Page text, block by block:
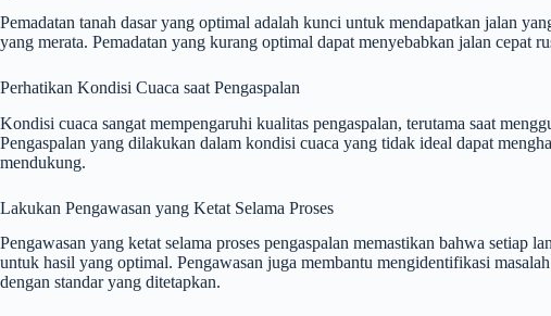
Pemadatan tanah dasar yang optimal adalah kunci untuk mendapatkan jalan
yang merata. Pemadatan yang kurang optimal dapat menyebabkan jalan cepat
Perhatikan Kondisi Cuaca saat Pengaspalan
Kondisi cuaca sangat mempengaruhi kualitas pengaspalan, terutama saat
Pengaspalan yang dilakukan dalam kondisi cuaca yang tidak ideal dapat
mendukung.
Lakukan Pengawasan yang Ketat Selama Proses
Pengawasan yang ketat selama proses pengaspalan memastikan bahwa setiap
untuk hasil yang optimal. Pengawasan juga membantu mengidentifikasi
dengan standar yang ditetapkan.